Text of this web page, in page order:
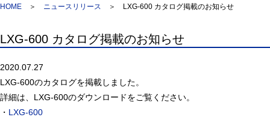
HOME ＞ ニュースリリース ＞ LXG-600 カタログ掲載のお知らせ
LXG-600 カタログ掲載のお知らせ
2020.07.27
LXG-600のカタログを掲載しました。
詳細は、LXG-600のダウンロードをご覧ください。
・ LXG-600